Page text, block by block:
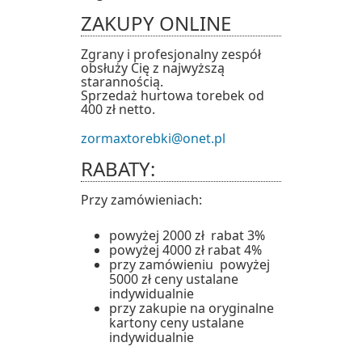
ZAKUPY ONLINE
Zgrany i profesjonalny zespół
obsłuży Cię z najwyższą
starannością.
Sprzedaż hurtowa torebek od
400 zł netto.
zormaxtorebki@onet.pl
RABATY:
Przy zamówieniach:
powyżej 2000 zł rabat 3%
powyżej 4000 zł rabat 4%
przy zamówieniu powyżej
5000 zł ceny ustalane
indywidualnie
przy zakupie na oryginalne
kartony ceny ustalane
indywidualnie